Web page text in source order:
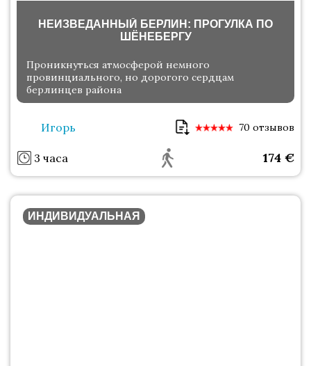
НЕИЗВЕДАННЫЙ БЕРЛИН: ПРОГУЛКА ПО
ШЁНЕБЕРГУ
Проникнуться атмосферой немного
провинциального, но дорогого сердцам
берлинцев района
Игорь 70 отзывов
3 часа 174 €
ИНДИВИДУАЛЬНАЯ